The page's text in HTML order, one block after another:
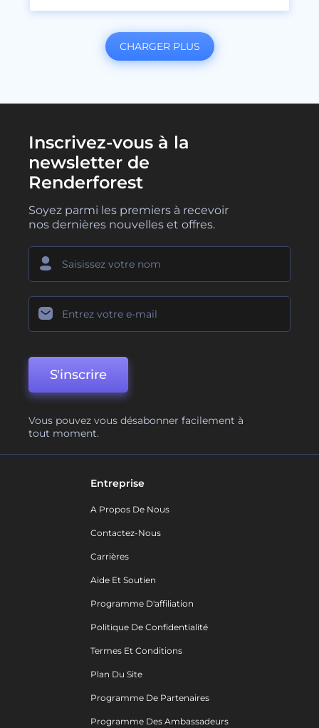
CHARGER PLUS
Inscrivez-vous à la
newsletter de
Renderforest
Soyez parmi les premiers à recevoir
nos dernières nouvelles et offres.
S'inscrire
Vous pouvez vous désabonner facilement à
tout moment.
Entreprise
A Propos De Nous
Contactez-Nous
Carrières
Aide Et Soutien
Programme D'affiliation
Politique De Confidentialité
Termes Et Conditions
Plan Du Site
Programme De Partenaires
Programme Des Ambassadeurs